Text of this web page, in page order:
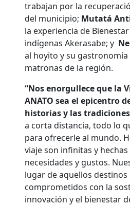
trabajan por la
del municipio; Mutatá
la experiencia de
indígenas Akerasabe; y
al hoyito y su gastronomía
matronas de la región.
“Nos enorgullece que la
ANATO sea el epicentro
historias y las
a corta distancia, todo lo
para ofrecerle al mundo.
viaje son infinitas y
necesidades y gustos.
lugar de aquellos destinos
comprometidos con la
innovación y el bienestar